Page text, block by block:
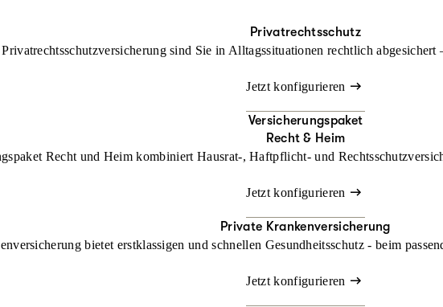
Privatrechtsschutz
sind Sie in Alltagssituationen rechtlich
Jetzt konfigurieren
Versicherungspaket
Recht & Heim
Recht und Heim kombiniert Hausrat-, Haftpflicht- und
Jetzt konfigurieren
Private Krankenversicherung
bietet erstklassigen und schnellen Gesundheitsschutz - beim
Jetzt konfigurieren